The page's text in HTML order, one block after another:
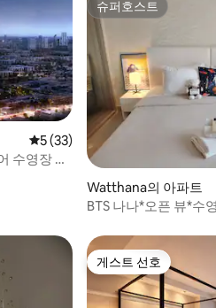
평점 5점(5점 만점), 후기 33개
5 (33)
수영장 피
슈퍼호스트
슈퍼호스트
Watthana의 아파트
BTS 나나*오픈 뷰*수
게스트 선호
게스트 선호